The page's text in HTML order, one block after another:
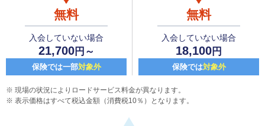
無料
入会していない場合
21,700円～
保険では一部対象外
無料
入会していない場合
18,100円
保険では対象外
現場の状況によりロードサービス料金が異なります。
表示価格はすべて税込金額（消費税10％）となります。